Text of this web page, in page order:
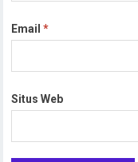
Email*
Situs Web